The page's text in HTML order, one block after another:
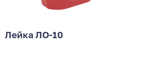
Лейка ЛО-10